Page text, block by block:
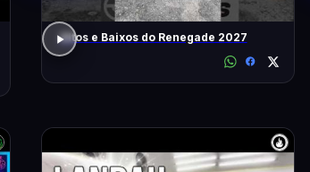
Altos e Baixos do Renegade 2027